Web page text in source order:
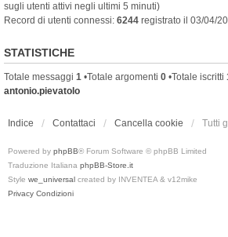
sugli utenti attivi negli ultimi 5 minuti)
Record di utenti connessi: 6244 registrato il 03/04/
STATISTICHE
Totale messaggi 1 •Totale argomenti 0 •Totale iscritti
antonio.pievatolo
Indice Contattaci Cancella cookie Tutti
Powered by phpBB® Forum Software © phpBB Limited
Traduzione Italiana phpBB-Store.it
Style we_universal created by INVENTEA & v12mike
Privacy Condizioni